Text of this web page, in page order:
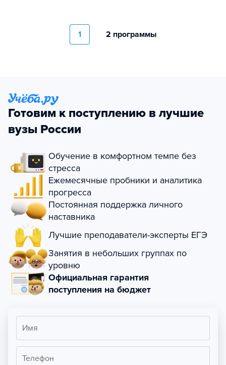
1 2 программы
Готовим к поступлению в лучшие
вузы России
Обучение в комфортном темпе без
стресса
Ежемесячные пробники и аналитика
прогресса
Постоянная поддержка личного
наставника
Лучшие преподаватели-эксперты ЕГЭ
Занятия в небольших группах по
уровню
Официальная гарантия
поступления на бюджет
Имя
Телефон